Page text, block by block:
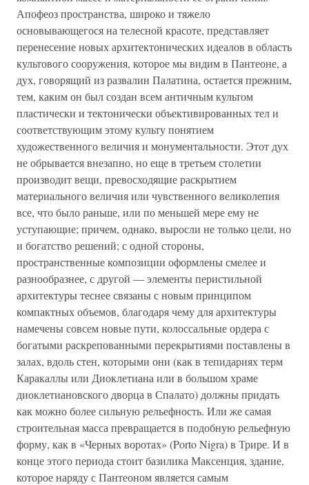
Апофеоз пространства, широко и тяжело
основывающегося на телесной красоте, представляет
перенесение новых архитектонических идеалов в область
культового сооружения, которое мы видим в Пантеоне, а
дух, говорящий из развалин Палатина, остается прежним,
тем, каким он был создан всем античным культом
пластически и тектонически объективированных тел и
соответствующим этому культу понятием
художественного величия и монументальности. Этот дух
не обрывается внезапно, но еще в третьем столетии
производит вещи, превосходящие раскрытием
материального величия или чувственного великолепия
все, что было раньше, или по меньшей мере ему не
уступающие; причем, однако, выросли не только цели, но
и богатство решений; с одной стороны,
пространственные композиции оформлены смелее и
разнообразнее, с другой — элементы перистильной
архитектуры теснее связаны с новым принципом
компактных объемов, благодаря чему для архитектуры
намечены совсем новые пути, колоссальные ордера с
богатыми раскрепованными перекрытиями поставлены в
залах, вдоль стен, которыми они (как в тепидариях терм
Каракаллы или Диоклетиана или в большом храме
диоклетиановского дворца в Спалато) должны придать
как можно более сильную рельефность. Или же самая
строительная масса превращается в подобную рельефную
форму, как в «Черных воротах» (Porto Nigra) в Трире. И в
конце этого периода стоит базилика Максенция, здание,
которое наряду с Пантеоном является самым